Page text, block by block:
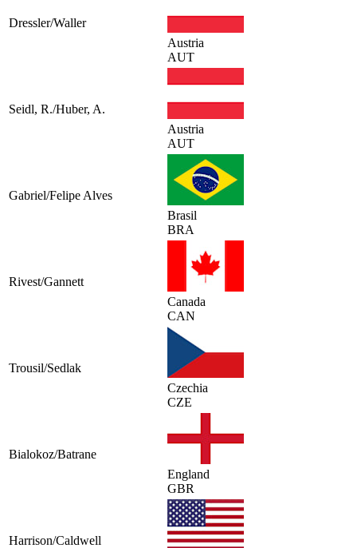
Dressler/Waller
Austria
AUT
Seidl, R./Huber, A.
Austria
AUT
Gabriel/Felipe Alves
Brasil
BRA
Rivest/Gannett
Canada
CAN
Trousil/Sedlak
Czechia
CZE
Bialokoz/Batrane
England
GBR
Harrison/Caldwell